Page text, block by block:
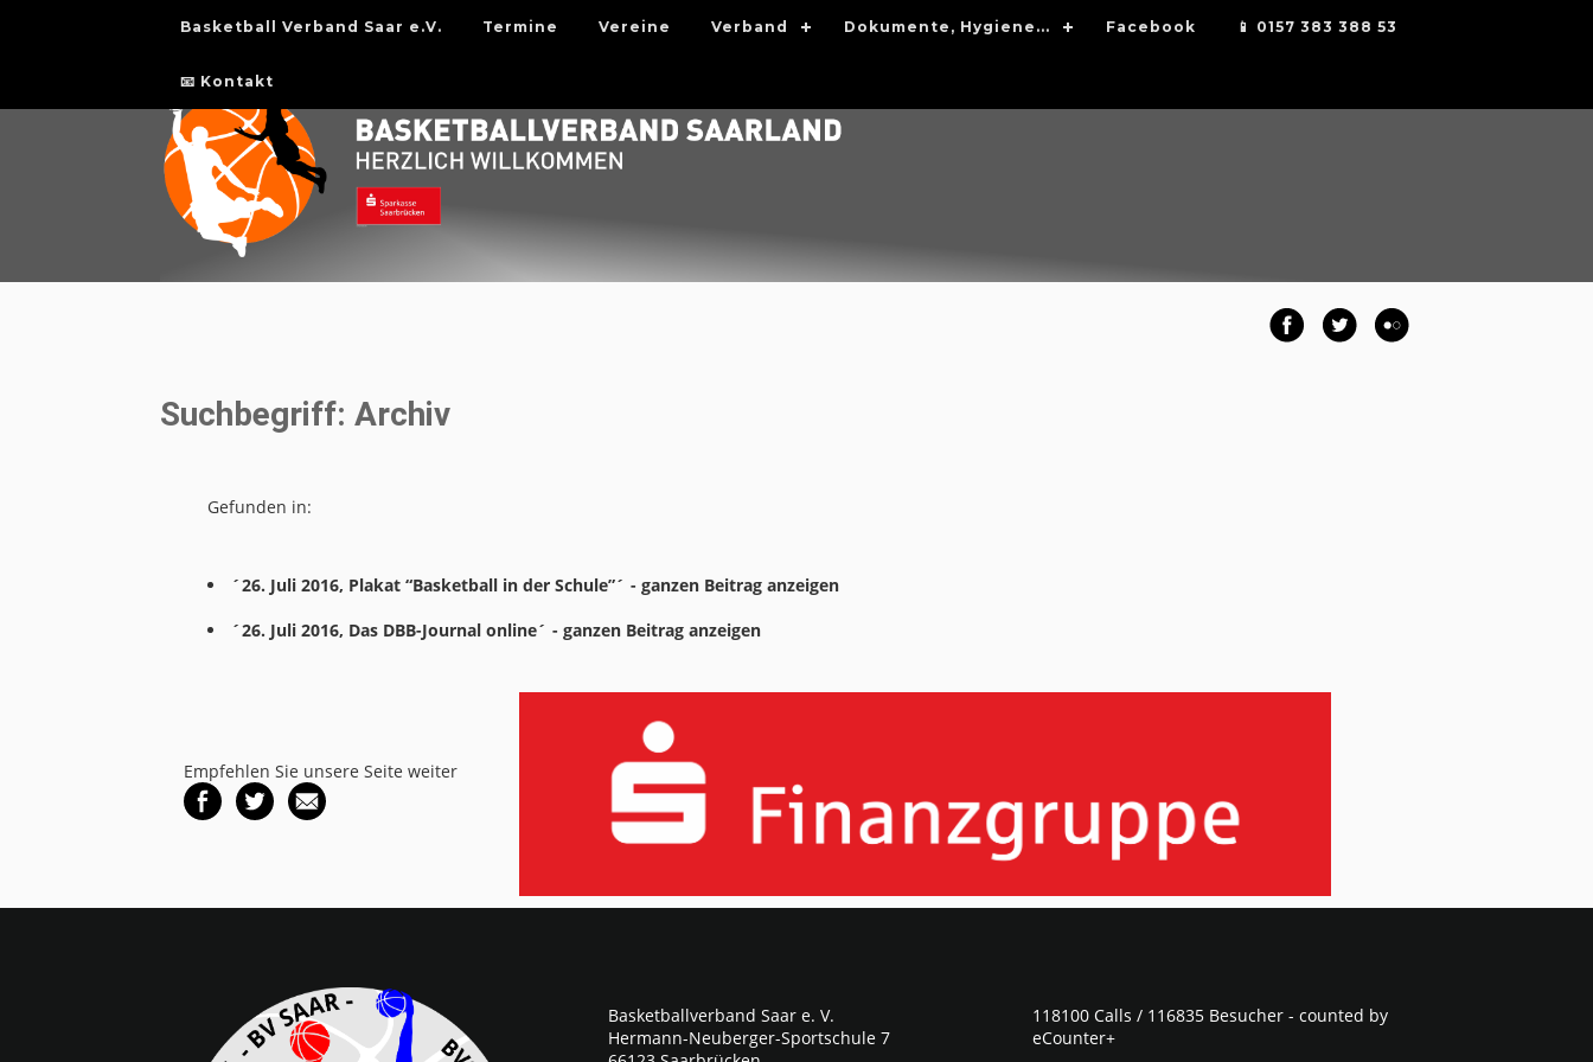
Basketball Verband Saar e.V. Termine Vereine Verband Dokumente, Hygiene... Facebook 📱 0157 383 388 53
📧 Kontakt
Suchbegriff: Archiv
Gefunden in:
´26. Juli 2016, Plakat “Basketball in der Schule”´ - ganzen Beitrag anzeigen
´26. Juli 2016, Das DBB-Journal online´ - ganzen Beitrag anzeigen
Empfehlen Sie unsere Seite weiter
Basketballverband Saar e. V.
Hermann-Neuberger-Sportschule 7
118100 Calls / 116835 Besucher - counted by
eCounter+